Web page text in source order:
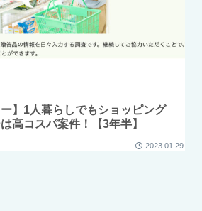
ー】1人暮らしでもショッピング
高コスパ案件！【3年半】
2023.01.29